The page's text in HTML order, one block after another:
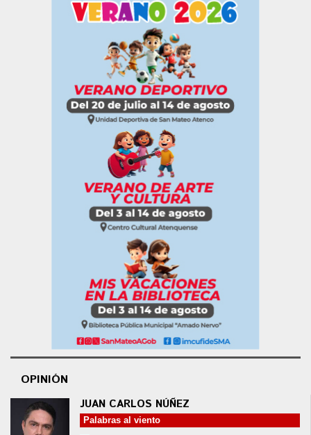
OPINIÓN
JUAN CARLOS NÚÑEZ
Palabras al viento